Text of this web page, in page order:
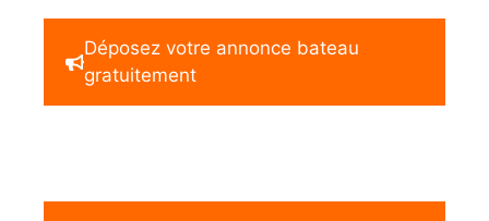
Déposez votre annonce bateau
gratuitement